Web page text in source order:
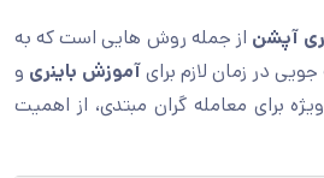
آپشن از جمله روش هایی است که به
در زمان لازم برایآموزش باینری و
برای معامله گران مبتدی، از اهمیت